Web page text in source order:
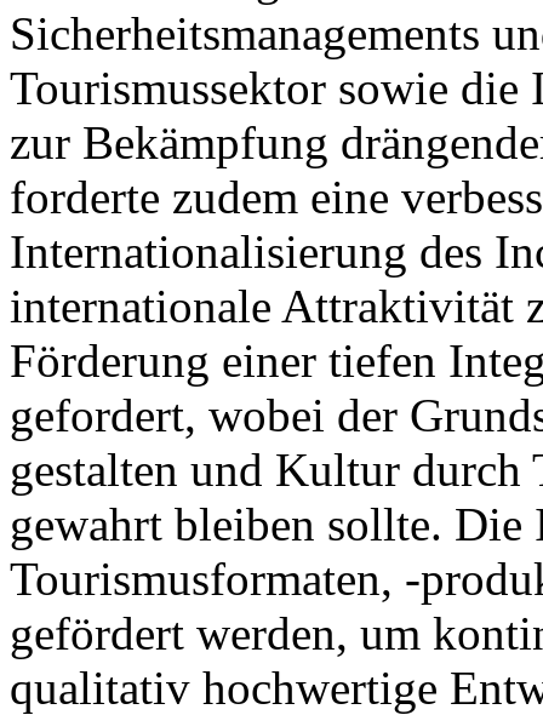
Sicherheitsmanagements
Tourismussektor sowie
zur Bekämpfung
forderte zudem eine
Internationalisierung des
internationale Attraktivität
Förderung einer tiefen
gefordert, wobei der
gestalten und Kultur durch
gewahrt bleiben sollte.
Tourismusformaten, -
gefördert werden, um
qualitativ hochwertige